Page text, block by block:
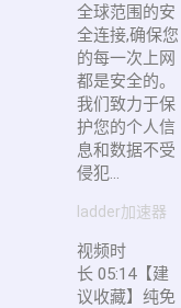
全球范围的安
全连接,确保您
的每一次上网
都是安全的。
我们致力于保
护您的个人信
息和数据不受
侵犯...
ladder加速器
视频时
长 05:14【建
议收藏】纯免